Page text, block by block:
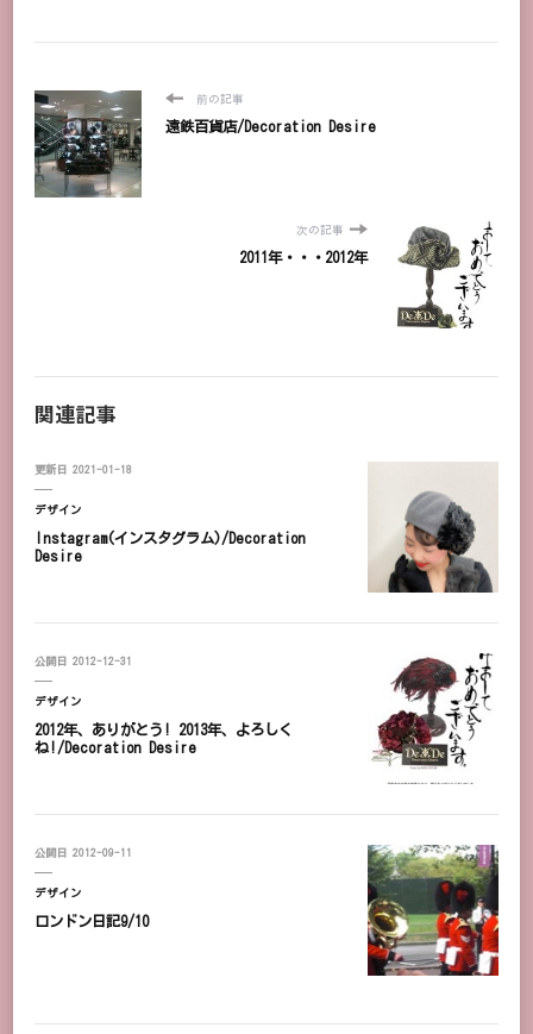
前の記事
遠鉄百貨店/Decoration Desire
次の記事
2011年・・・2012年
関連記事
更新日 2021-01-18
デザイン
Instagram(インスタグラム)/Decoration
Desire
公開日 2012-12-31
デザイン
2012年、ありがとう! 2013年、よろしく
ね!/Decoration Desire
公開日 2012-09-11
デザイン
ロンドン日記9/10